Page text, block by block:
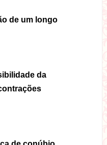
de um longo
da